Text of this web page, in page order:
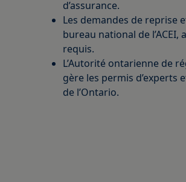
d’assurance.
Les demandes de reprise
bureau national de
requis.
L’Autorité ontarienne de
gère les permis d’experts
de l’Ontario.